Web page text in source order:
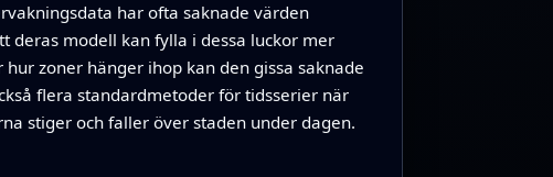
har ofta saknade värden
deras modell kan fylla i dessa luckor mer
zoner hänger ihop kan den gissa saknade
flera standardmetoder för tidsserier när
stiger och faller över staden under dagen.